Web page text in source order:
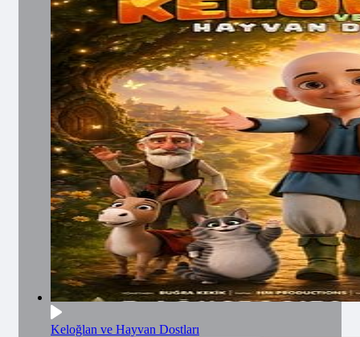
Keloğlan ve Hayvan Dostları